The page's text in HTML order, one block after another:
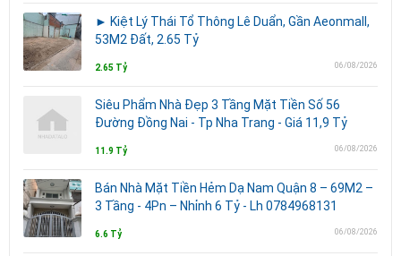
► Kiệt Lý Thái Tổ Thông Lê Duẩn, Gần Aeonmall,
53M2 Đất, 2.65 Tỷ
2.65 Tỷ 06/08/2026
Siêu Phẩm Nhà Đẹp 3 Tầng Mặt Tiền Số 56
Đường Đồng Nai - Tp Nha Trang - Giá 11,9 Tỷ
11.9 Tỷ 06/08/2026
Bán Nhà Mặt Tiền Hẻm Dạ Nam Quận 8 – 69M2 –
3 Tầng - 4Pn – Nhỉnh 6 Tỷ - Lh 0784968131
6.6 Tỷ 06/08/2026